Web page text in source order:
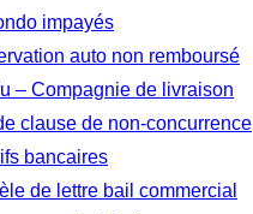
impayés
auto non remboursé
– Compagnie de livraison
clause de non-concurrence
bancaires
de lettre bail commercial